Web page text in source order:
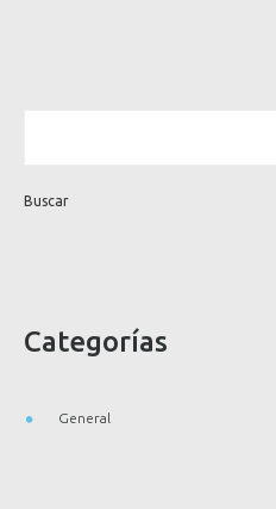
Categorías
General